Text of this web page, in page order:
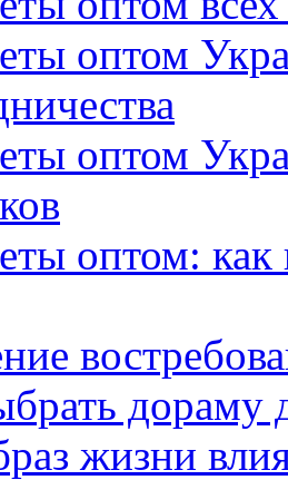
оптом
оптом
оптом:
дораму
жизни